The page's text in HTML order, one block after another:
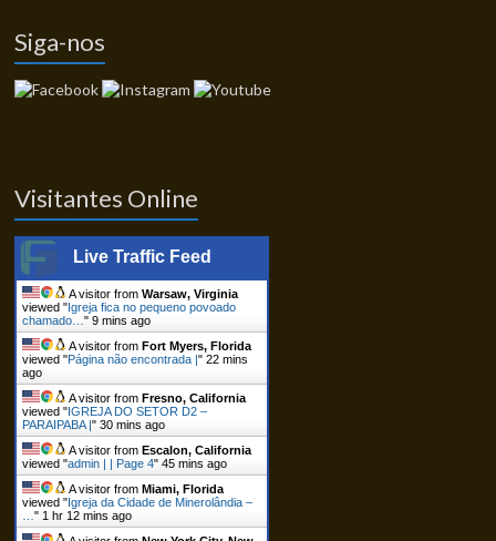
Siga-nos
Visitantes Online
Live Traffic Feed
A visitor fromWarsaw, Virginia
viewed "Igreja fica no pequeno povoado
chamado…"9 mins ago
A visitor fromFort Myers, Florida
viewed "Página não encontrada |"22 mins
ago
A visitor fromFresno, California
viewed "IGREJA DO SETOR D2 –
PARAIPABA |"30 mins ago
A visitor fromEscalon, California
viewed "admin | | Page 4"45 mins ago
A visitor fromMiami, Florida
viewed "Igreja da Cidade de Minerolândia –
…" 1 hr 12 mins ago